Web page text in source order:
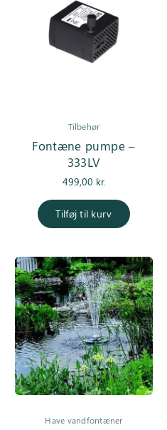
Tilbehør
Fontæne pumpe –
333LV
499,00 kr.
Tilføj til kurv
Have vandfontæner